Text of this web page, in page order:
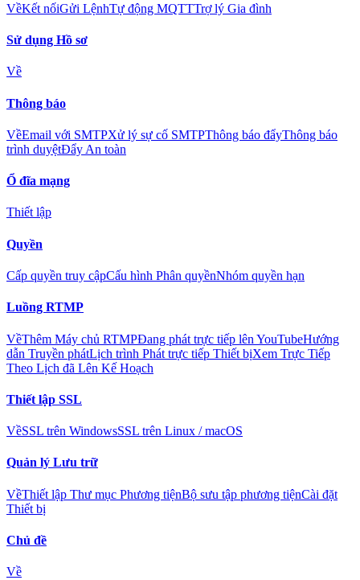
VềKết nốiGửi LệnhTự động MQTTTrợ lý Gia đình
Sử dụng Hồ sơ
Về
Thông báo
VềEmail với SMTPXử lý sự cố SMTPThông báo đẩyThông báo
trình duyệtĐẩy An toàn
Ổ đĩa mạng
Thiết lập
Quyền
Cấp quyền truy cậpCấu hình Phân quyềnNhóm quyền hạn
Luồng RTMP
VềThêm Máy chủ RTMPĐang phát trực tiếp lên YouTubeHướng
dẫn Truyền phátLịch trình Phát trực tiếp Thiết bịXem Trực Tiếp
Theo Lịch đã Lên Kế Hoạch
Thiết lập SSL
VềSSL trên WindowsSSL trên Linux / macOS
Quản lý Lưu trữ
VềThiết lập Thư mục Phương tiệnBộ sưu tập phương tiệnCài đặt
Thiết bị
Chủ đề
Về